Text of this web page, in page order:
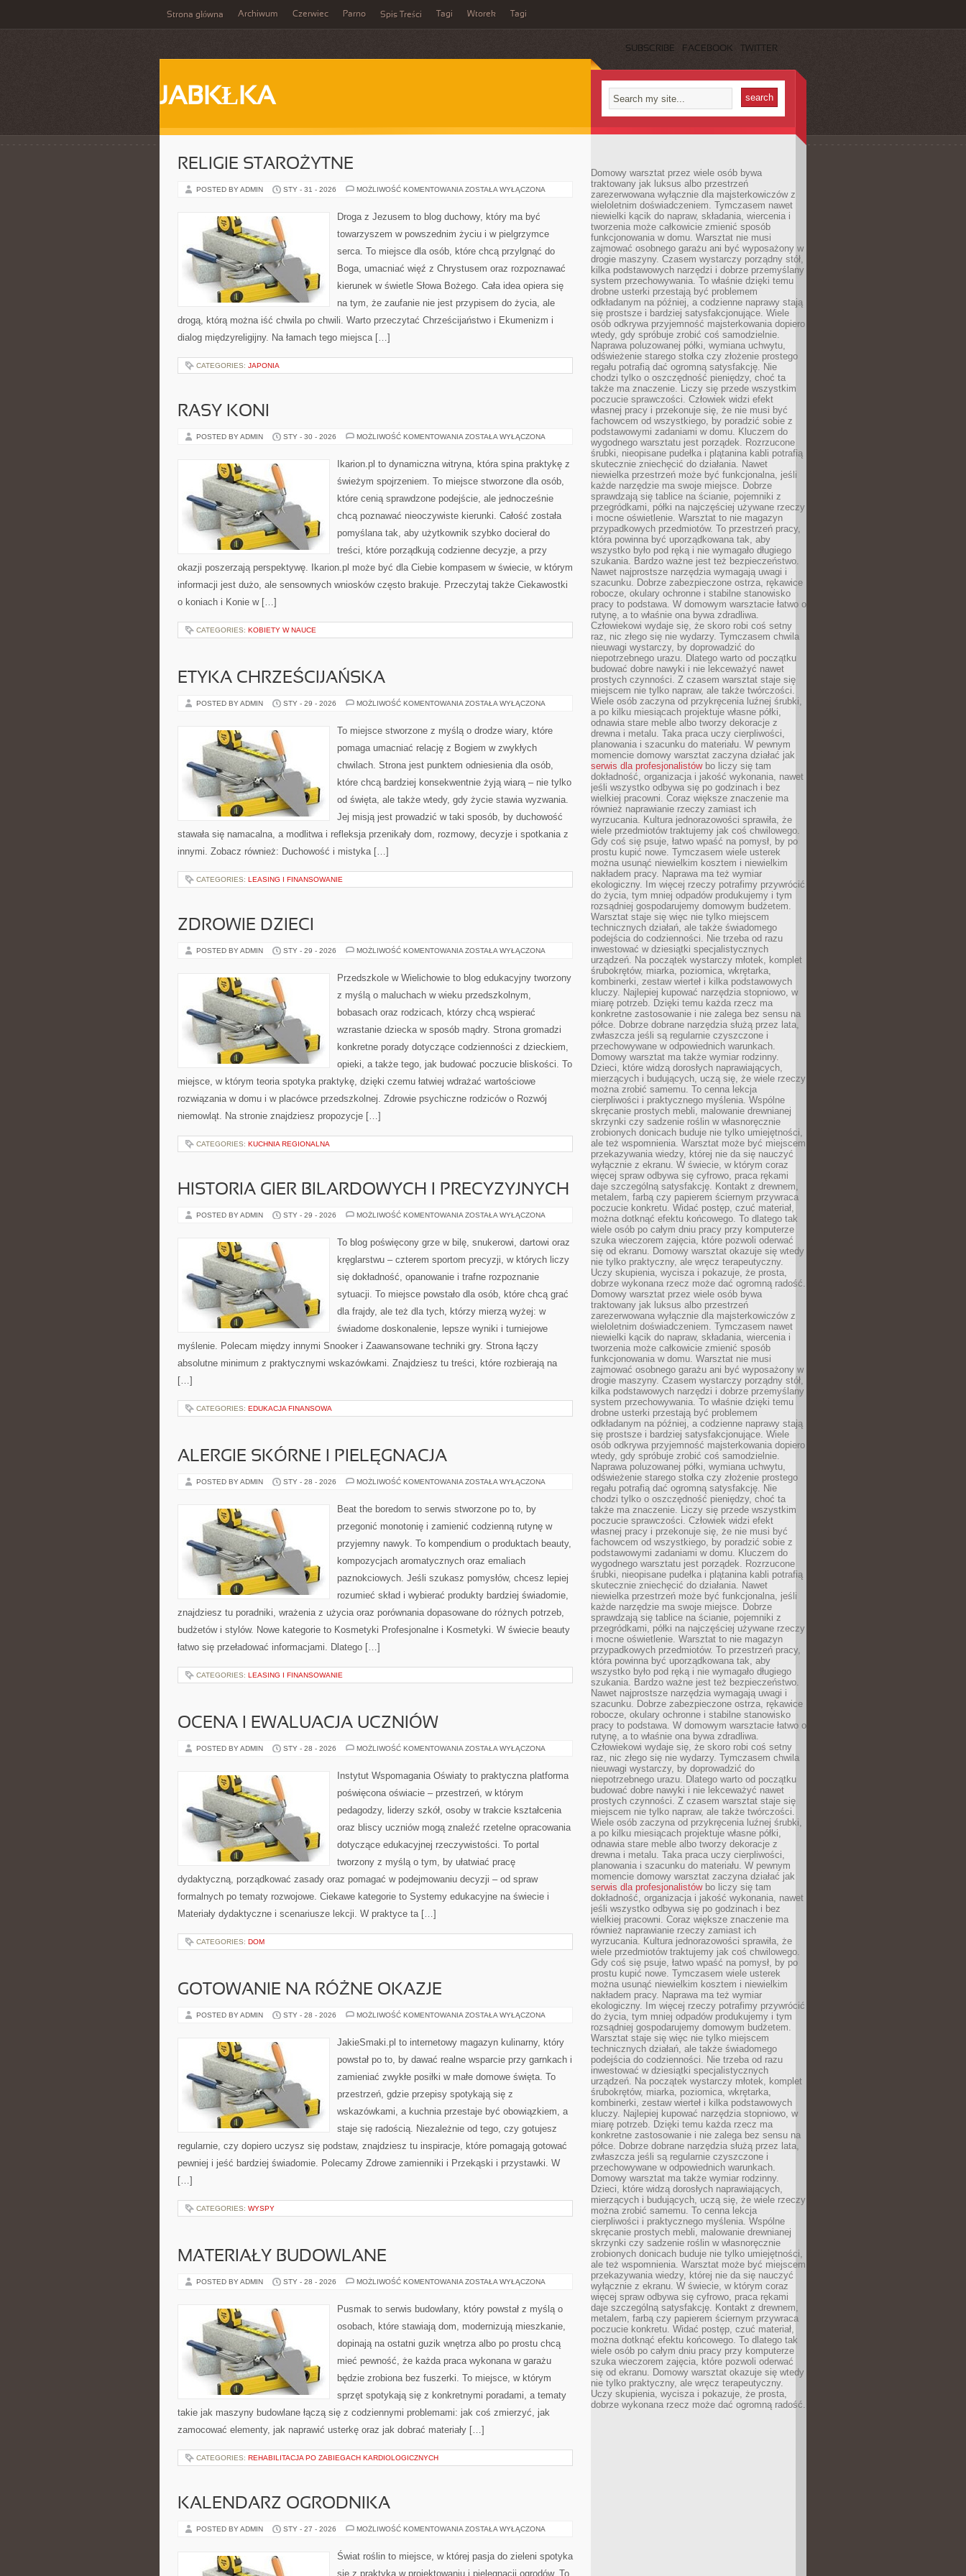
Strona główna Archiwum Czerwiec Parno Spis Treści Tagi Wtorek Tagi
SUBSCRIBE FACEBOOK TWITTER
JABKŁKA
RELIGIE STAROŻYTNE
POSTED BY ADMIN STY - 31 - 2026 MOŻLIWOŚĆ KOMENTOWANIA RELIGIE
ZOSTAŁA WYŁĄCZONA
Droga z Jezusem to blog duchowy, który ma być
towarzyszem w powszednim życiu i w pielgrzymce
serca. To miejsce dla osób, które chcą przylgnąć do
Boga, umacniać więź z Chrystusem oraz rozpoznawać
kierunek w świetle Słowa Bożego. Cała idea opiera się
na tym, że zaufanie nie jest przypisem do życia, ale
drogą, którą można iść chwila po chwili. Warto przeczytać Chrześcijaństwo i Ekumenizm i
dialog międzyreligijny. Na łamach tego miejsca […]
CATEGORIES: JAPONIA
RASY KONI
POSTED BY ADMIN STY - 30 - 2026 MOŻLIWOŚĆ KOMENTOWANIA RASY
ZOSTAŁA WYŁĄCZONA
Ikarion.pl to dynamiczna witryna, która spina praktykę z
świeżym spojrzeniem. To miejsce stworzone dla osób,
które cenią sprawdzone podejście, ale jednocześnie
chcą poznawać nieoczywiste kierunki. Całość została
pomyślana tak, aby użytkownik szybko docierał do
treści, które porządkują codzienne decyzje, a przy
okazji poszerzają perspektywę. Ikarion.pl może być dla Ciebie kompasem w świecie, w którym
informacji jest dużo, ale sensownych wniosków często brakuje. Przeczytaj także Ciekawostki
o koniach i Konie w […]
CATEGORIES: KOBIETY W NAUCE
ETYKA CHRZEŚCIJAŃSKA
POSTED BY ADMIN STY - 29 - 2026 MOŻLIWOŚĆ KOMENTOWANIA ETYKA
ZOSTAŁA WYŁĄCZONA
To miejsce stworzone z myślą o drodze wiary, które
pomaga umacniać relację z Bogiem w zwykłych
chwilach. Strona jest punktem odniesienia dla osób,
które chcą bardziej konsekwentnie żyją wiarą – nie tylko
od święta, ale także wtedy, gdy życie stawia wyzwania.
Jej misją jest prowadzić w taki sposób, by duchowość
stawała się namacalna, a modlitwa i refleksja przenikały dom, rozmowy, decyzje i spotkania z
innymi. Zobacz również: Duchowość i mistyka […]
CATEGORIES: LEASING I FINANSOWANIE
ZDROWIE DZIECI
POSTED BY ADMIN STY - 29 - 2026 MOŻLIWOŚĆ KOMENTOWANIA ZDROWIE
ZOSTAŁA WYŁĄCZONA
Przedszkole w Wielichowie to blog edukacyjny tworzony
z myślą o maluchach w wieku przedszkolnym,
bobasach oraz rodzicach, którzy chcą wspierać
wzrastanie dziecka w sposób mądry. Strona gromadzi
konkretne porady dotyczące codzienności z dzieckiem,
opieki, a także tego, jak budować poczucie bliskości. To
miejsce, w którym teoria spotyka praktykę, dzięki czemu łatwiej wdrażać wartościowe
rozwiązania w domu i w placówce przedszkolnej. Zdrowie psychiczne rodziców o Rozwój
niemowląt. Na stronie znajdziesz propozycje […]
CATEGORIES: KUCHNIA REGIONALNA
HISTORIA GIER BILARDOWYCH I PRECYZYJNYCH
POSTED BY ADMIN STY - 29 - 2026 MOŻLIWOŚĆ KOMENTOWANIA HISTORIA
PRECYZYJNYCH
ZOSTAŁA WYŁĄCZONA
To blog poświęcony grze w bilę, snukerowi, dartowi oraz
kręglarstwu – czterem sportom precyzji, w których liczy
się dokładność, opanowanie i trafne rozpoznanie
sytuacji. To miejsce powstało dla osób, które chcą grać
dla frajdy, ale też dla tych, którzy mierzą wyżej: w
świadome doskonalenie, lepsze wyniki i turniejowe
myślenie. Polecam między innymi Snooker i Zaawansowane techniki gry. Strona łączy
absolutne minimum z praktycznymi wskazówkami. Znajdziesz tu treści, które rozbierają na
[…]
CATEGORIES: EDUKACJA FINANSOWA
ALERGIE SKÓRNE I PIELĘGNACJA
POSTED BY ADMIN STY - 28 - 2026 MOŻLIWOŚĆ KOMENTOWANIA ALERGIE
PIELĘGNACJA
ZOSTAŁA WYŁĄCZONA
Beat the boredom to serwis stworzone po to, by
przegonić monotonię i zamienić codzienną rutynę w
przyjemny nawyk. To kompendium o produktach beauty,
kompozycjach aromatycznych oraz emaliach
paznokciowych. Jeśli szukasz pomysłów, chcesz lepiej
rozumieć skład i wybierać produkty bardziej świadomie,
znajdziesz tu poradniki, wrażenia z użycia oraz porównania dopasowane do różnych potrzeb,
budżetów i stylów. Nowe kategorie to Kosmetyki Profesjonalne i Kosmetyki. W świecie beauty
łatwo się przeładować informacjami. Dlatego […]
CATEGORIES: LEASING I FINANSOWANIE
OCENA I EWALUACJA UCZNIÓW
POSTED BY ADMIN STY - 28 - 2026 MOŻLIWOŚĆ KOMENTOWANIA OCENA
UCZNIÓW
ZOSTAŁA WYŁĄCZONA
Instytut Wspomagania Oświaty to praktyczna platforma
poświęcona oświacie – przestrzeń, w którym
pedagodzy, liderzy szkół, osoby w trakcie kształcenia
oraz bliscy uczniów mogą znaleźć rzetelne opracowania
dotyczące edukacyjnej rzeczywistości. To portal
tworzony z myślą o tym, by ułatwiać pracę
dydaktyczną, porządkować zasady oraz pomagać w podejmowaniu decyzji – od spraw
formalnych po tematy rozwojowe. Ciekawe kategorie to Systemy edukacyjne na świecie i
Materiały dydaktyczne i scenariusze lekcji. W praktyce ta […]
CATEGORIES: DOM
GOTOWANIE NA RÓŻNE OKAZJE
POSTED BY ADMIN STY - 28 - 2026 MOŻLIWOŚĆ KOMENTOWANIA GOTOWANIE
ZOSTAŁA WYŁĄCZONA
JakieSmaki.pl to internetowy magazyn kulinarny, który
powstał po to, by dawać realne wsparcie przy garnkach i
zamieniać zwykłe posiłki w małe domowe święta. To
przestrzeń, gdzie przepisy spotykają się z
wskazówkami, a kuchnia przestaje być obowiązkiem, a
staje się radością. Niezależnie od tego, czy gotujesz
regularnie, czy dopiero uczysz się podstaw, znajdziesz tu inspiracje, które pomagają gotować
pewniej i jeść bardziej świadomie. Polecamy Zdrowe zamienniki i Przekąski i przystawki. W
[…]
CATEGORIES: WYSPY
MATERIAŁY BUDOWLANE
POSTED BY ADMIN STY - 28 - 2026 MOŻLIWOŚĆ KOMENTOWANIA MATERIAŁY
ZOSTAŁA WYŁĄCZONA
Pusmak to serwis budowlany, który powstał z myślą o
osobach, które stawiają dom, modernizują mieszkanie,
dopinają na ostatni guzik wnętrza albo po prostu chcą
mieć pewność, że każda praca wykonana w garażu
będzie zrobiona bez fuszerki. To miejsce, w którym
sprzęt spotykają się z konkretnymi poradami, a tematy
takie jak maszyny budowlane łączą się z codziennymi problemami: jak coś zmierzyć, jak
zamocować elementy, jak naprawić usterkę oraz jak dobrać materiały […]
CATEGORIES: REHABILITACJA PO ZABIEGACH KARDIOLOGICZNYCH
KALENDARZ OGRODNIKA
POSTED BY ADMIN STY - 27 - 2026 MOŻLIWOŚĆ KOMENTOWANIA KALENDARZ
ZOSTAŁA WYŁĄCZONA
Świat roślin to miejsce, w której pasja do zieleni spotyka
się z praktyką w projektowaniu i pielęgnacji ogrodów. To
Domowy warsztat przez wiele osób bywa
traktowany jak luksus albo przestrzeń
zarezerwowana wyłącznie dla majsterkowiczów z
wieloletnim doświadczeniem. Tymczasem nawet
niewielki kącik do napraw, składania, wiercenia i
tworzenia może całkowicie zmienić sposób
funkcjonowania w domu. Warsztat nie musi
zajmować osobnego garażu ani być wyposażony w
drogie maszyny. Czasem wystarczy porządny stół,
kilka podstawowych narzędzi i dobrze przemyślany
system przechowywania. To właśnie dzięki temu
drobne usterki przestają być problemem
odkładanym na później, a codzienne naprawy stają
się prostsze i bardziej satysfakcjonujące. Wiele
osób odkrywa przyjemność majsterkowania dopiero
wtedy, gdy spróbuje zrobić coś samodzielnie.
Naprawa poluzowanej półki, wymiana uchwytu,
odświeżenie starego stołka czy złożenie prostego
regału potrafią dać ogromną satysfakcję. Nie
chodzi tylko o oszczędność pieniędzy, choć ta
także ma znaczenie. Liczy się przede wszystkim
poczucie sprawczości. Człowiek widzi efekt
własnej pracy i przekonuje się, że nie musi być
fachowcem od wszystkiego, by poradzić sobie z
podstawowymi zadaniami w domu. Kluczem do
wygodnego warsztatu jest porządek. Rozrzucone
śrubki, nieopisane pudełka i plątanina kabli potrafią
skutecznie zniechęcić do działania. Nawet
niewielka przestrzeń może być funkcjonalna, jeśli
każde narzędzie ma swoje miejsce. Dobrze
sprawdzają się tablice na ścianie, pojemniki z
przegródkami, półki na najczęściej używane rzeczy
i mocne oświetlenie. Warsztat to nie magazyn
przypadkowych przedmiotów. To przestrzeń pracy,
która powinna być uporządkowana tak, aby
wszystko było pod ręką i nie wymagało długiego
szukania. Bardzo ważne jest też bezpieczeństwo.
Nawet najprostsze narzędzia wymagają uwagi i
szacunku. Dobrze zabezpieczone ostrza, rękawice
robocze, okulary ochronne i stabilne stanowisko
pracy to podstawa. W domowym warsztacie łatwo o
rutynę, a to właśnie ona bywa zdradliwa.
Człowiekowi wydaje się, że skoro robi coś setny
raz, nic złego się nie wydarzy. Tymczasem chwila
nieuwagi wystarczy, by doprowadzić do
niepotrzebnego urazu. Dlatego warto od początku
budować dobre nawyki i nie lekceważyć nawet
prostych czynności. Z czasem warsztat staje się
miejscem nie tylko napraw, ale także twórczości.
Wiele osób zaczyna od przykręcenia luźnej śrubki,
a po kilku miesiącach projektuje własne półki,
odnawia stare meble albo tworzy dekoracje z
drewna i metalu. Taka praca uczy cierpliwości,
planowania i szacunku do materiału. W pewnym
momencie domowy warsztat zaczyna działać jak
serwis dla profesjonalistówbo liczy się tam
dokładność, organizacja i jakość wykonania, nawet
jeśli wszystko odbywa się po godzinach i bez
wielkiej pracowni. Coraz większe znaczenie ma
również naprawianie rzeczy zamiast ich
wyrzucania. Kultura jednorazowości sprawiła, że
wiele przedmiotów traktujemy jak coś chwilowego.
Gdy coś się psuje, łatwo wpaść na pomysł, by po
prostu kupić nowe. Tymczasem wiele usterek
można usunąć niewielkim kosztem i niewielkim
nakładem pracy. Naprawa ma też wymiar
ekologiczny. Im więcej rzeczy potrafimy przywrócić
do życia, tym mniej odpadów produkujemy i tym
rozsądniej gospodarujemy domowym budżetem.
Warsztat staje się więc nie tylko miejscem
technicznych działań, ale także świadomego
podejścia do codzienności. Nie trzeba od razu
inwestować w dziesiątki specjalistycznych
urządzeń. Na początek wystarczy młotek, komplet
śrubokrętów, miarka, poziomica, wkrętarka,
kombinerki, zestaw wierteł i kilka podstawowych
kluczy. Najlepiej kupować narzędzia stopniowo, w
miarę potrzeb. Dzięki temu każda rzecz ma
konkretne zastosowanie i nie zalega bez sensu na
półce. Dobrze dobrane narzędzia służą przez lata,
zwłaszcza jeśli są regularnie czyszczone i
przechowywane w odpowiednich warunkach.
Domowy warsztat ma także wymiar rodzinny.
Dzieci, które widzą dorosłych naprawiających,
mierzących i budujących, uczą się, że wiele rzeczy
można zrobić samemu. To cenna lekcja
cierpliwości i praktycznego myślenia. Wspólne
skręcanie prostych mebli, malowanie drewnianej
skrzynki czy sadzenie roślin w własnoręcznie
zrobionych donicach buduje nie tylko umiejętności,
ale też wspomnienia. Warsztat może być miejscem
przekazywania wiedzy, której nie da się nauczyć
wyłącznie z ekranu. W świecie, w którym coraz
więcej spraw odbywa się cyfrowo, praca rękami
daje szczególną satysfakcję. Kontakt z drewnem,
metalem, farbą czy papierem ściernym przywraca
poczucie konkretu. Widać postęp, czuć materiał,
można dotknąć efektu końcowego. To dlatego tak
wiele osób po całym dniu pracy przy komputerze
szuka wieczorem zajęcia, które pozwoli oderwać
się od ekranu. Domowy warsztat okazuje się wtedy
nie tylko praktyczny, ale wręcz terapeutyczny.
Uczy skupienia, wycisza i pokazuje, że prosta,
dobrze wykonana rzecz może dać ogromną radość.
Domowy warsztat przez wiele osób bywa
traktowany jak luksus albo przestrzeń
zarezerwowana wyłącznie dla majsterkowiczów z
wieloletnim doświadczeniem. Tymczasem nawet
niewielki kącik do napraw, składania, wiercenia i
tworzenia może całkowicie zmienić sposób
funkcjonowania w domu. Warsztat nie musi
zajmować osobnego garażu ani być wyposażony w
drogie maszyny. Czasem wystarczy porządny stół,
kilka podstawowych narzędzi i dobrze przemyślany
system przechowywania. To właśnie dzięki temu
drobne usterki przestają być problemem
odkładanym na później, a codzienne naprawy stają
się prostsze i bardziej satysfakcjonujące. Wiele
osób odkrywa przyjemność majsterkowania dopiero
wtedy, gdy spróbuje zrobić coś samodzielnie.
Naprawa poluzowanej półki, wymiana uchwytu,
odświeżenie starego stołka czy złożenie prostego
regału potrafią dać ogromną satysfakcję. Nie
chodzi tylko o oszczędność pieniędzy, choć ta
także ma znaczenie. Liczy się przede wszystkim
poczucie sprawczości. Człowiek widzi efekt
własnej pracy i przekonuje się, że nie musi być
fachowcem od wszystkiego, by poradzić sobie z
podstawowymi zadaniami w domu. Kluczem do
wygodnego warsztatu jest porządek. Rozrzucone
śrubki, nieopisane pudełka i plątanina kabli potrafią
skutecznie zniechęcić do działania. Nawet
niewielka przestrzeń może być funkcjonalna, jeśli
każde narzędzie ma swoje miejsce. Dobrze
sprawdzają się tablice na ścianie, pojemniki z
przegródkami, półki na najczęściej używane rzeczy
i mocne oświetlenie. Warsztat to nie magazyn
przypadkowych przedmiotów. To przestrzeń pracy,
która powinna być uporządkowana tak, aby
wszystko było pod ręką i nie wymagało długiego
szukania. Bardzo ważne jest też bezpieczeństwo.
Nawet najprostsze narzędzia wymagają uwagi i
szacunku. Dobrze zabezpieczone ostrza, rękawice
robocze, okulary ochronne i stabilne stanowisko
pracy to podstawa. W domowym warsztacie łatwo o
rutynę, a to właśnie ona bywa zdradliwa.
Człowiekowi wydaje się, że skoro robi coś setny
raz, nic złego się nie wydarzy. Tymczasem chwila
nieuwagi wystarczy, by doprowadzić do
niepotrzebnego urazu. Dlatego warto od początku
budować dobre nawyki i nie lekceważyć nawet
prostych czynności. Z czasem warsztat staje się
miejscem nie tylko napraw, ale także twórczości.
Wiele osób zaczyna od przykręcenia luźnej śrubki,
a po kilku miesiącach projektuje własne półki,
odnawia stare meble albo tworzy dekoracje z
drewna i metalu. Taka praca uczy cierpliwości,
planowania i szacunku do materiału. W pewnym
momencie domowy warsztat zaczyna działać jak
serwis dla profesjonalistówbo liczy się tam
dokładność, organizacja i jakość wykonania, nawet
jeśli wszystko odbywa się po godzinach i bez
wielkiej pracowni. Coraz większe znaczenie ma
również naprawianie rzeczy zamiast ich
wyrzucania. Kultura jednorazowości sprawiła, że
wiele przedmiotów traktujemy jak coś chwilowego.
Gdy coś się psuje, łatwo wpaść na pomysł, by po
prostu kupić nowe. Tymczasem wiele usterek
można usunąć niewielkim kosztem i niewielkim
nakładem pracy. Naprawa ma też wymiar
ekologiczny. Im więcej rzeczy potrafimy przywrócić
do życia, tym mniej odpadów produkujemy i tym
rozsądniej gospodarujemy domowym budżetem.
Warsztat staje się więc nie tylko miejscem
technicznych działań, ale także świadomego
podejścia do codzienności. Nie trzeba od razu
inwestować w dziesiątki specjalistycznych
urządzeń. Na początek wystarczy młotek, komplet
śrubokrętów, miarka, poziomica, wkrętarka,
kombinerki, zestaw wierteł i kilka podstawowych
kluczy. Najlepiej kupować narzędzia stopniowo, w
miarę potrzeb. Dzięki temu każda rzecz ma
konkretne zastosowanie i nie zalega bez sensu na
półce. Dobrze dobrane narzędzia służą przez lata,
zwłaszcza jeśli są regularnie czyszczone i
przechowywane w odpowiednich warunkach.
Domowy warsztat ma także wymiar rodzinny.
Dzieci, które widzą dorosłych naprawiających,
mierzących i budujących, uczą się, że wiele rzeczy
można zrobić samemu. To cenna lekcja
cierpliwości i praktycznego myślenia. Wspólne
skręcanie prostych mebli, malowanie drewnianej
skrzynki czy sadzenie roślin w własnoręcznie
zrobionych donicach buduje nie tylko umiejętności,
ale też wspomnienia. Warsztat może być miejscem
przekazywania wiedzy, której nie da się nauczyć
wyłącznie z ekranu. W świecie, w którym coraz
więcej spraw odbywa się cyfrowo, praca rękami
daje szczególną satysfakcję. Kontakt z drewnem,
metalem, farbą czy papierem ściernym przywraca
poczucie konkretu. Widać postęp, czuć materiał,
można dotknąć efektu końcowego. To dlatego tak
wiele osób po całym dniu pracy przy komputerze
szuka wieczorem zajęcia, które pozwoli oderwać
się od ekranu. Domowy warsztat okazuje się wtedy
nie tylko praktyczny, ale wręcz terapeutyczny.
Uczy skupienia, wycisza i pokazuje, że prosta,
dobrze wykonana rzecz może dać ogromną radość.